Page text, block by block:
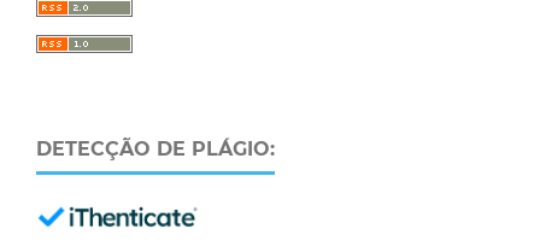
DETECÇÃO DE PLÁGIO: